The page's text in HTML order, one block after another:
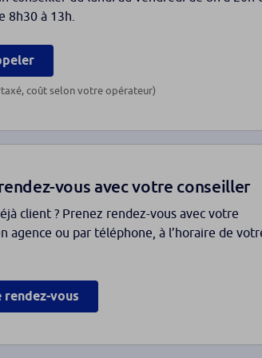
8h30 à 13h.
coût selon votre opérateur)
vous avec votre conseiller
client ? Prenez rendez-vous avec votre
agence ou par téléphone, à l’horaire de
rendez-vous